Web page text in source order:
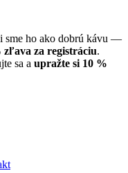
sme ho ako dobrú kávu —
zľava za registráciu.
sa a upražte si 10 %